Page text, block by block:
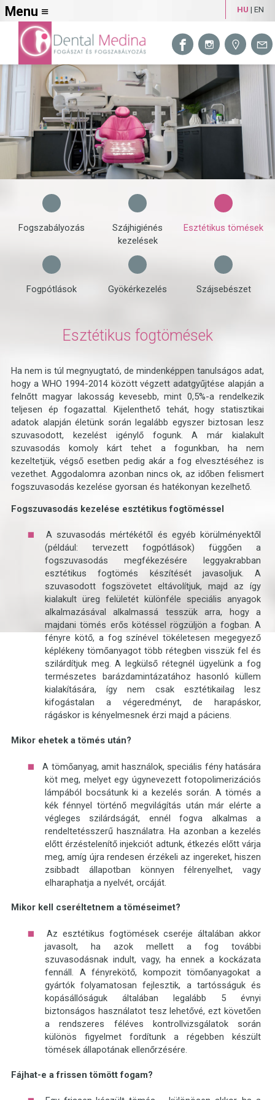
HU | EN
Menu ≡
Fogszabályozás
Szájhigiénés
kezelések
Esztétikus tömések
Fogpótlások Gyökérkezelés Szájsebészet
Esztétikus fogtömések
Ha nem is túl megnyugtató, de mindenképpen tanulságos adat,
hogy a WHO 1994-2014 között végzett adatgyűjtése alapján a
felnőtt magyar lakosság kevesebb, mint 0,5%-a rendelkezik
teljesen ép fogazattal. Kijelenthető tehát, hogy statisztikai
adatok alapján életünk során legalább egyszer biztosan lesz
szuvasodott, kezelést igénylő fogunk. A már kialakult
szuvasodás komoly kárt tehet a fogunkban, ha nem
kezeltetjük, végső esetben pedig akár a fog elvesztéséhez is
vezethet. Aggodalomra azonban nincs ok, az időben felismert
fogszuvasodás kezelése gyorsan és hatékonyan kezelhető.
Fogszuvasodás kezelése esztétikus fogtöméssel
A szuvasodás mértékétől és egyéb körülményektől
(például: tervezett fogpótlások) függően a
fogszuvasodás megfékezésére leggyakrabban
esztétikus fogtömés készítését javasoljuk. A
szuvasodott fogszövetet eltávolítjuk, majd az így
kialakult üreg felületét különféle speciális anyagok
alkalmazásával alkalmassá tesszük arra, hogy a
majdani tömés erős kötéssel rögzüljön a fogban. A
fényre kötő, a fog színével tökéletesen megegyező
képlékeny tömőanyagot több rétegben visszük fel és
szilárdítjuk meg. A legkülső rétegnél ügyelünk a fog
természetes barázdamintázatához hasonló küllem
kialakítására, így nem csak esztétikailag lesz
kifogástalan a végeredményt, de harapáskor,
rágáskor is kényelmesnek érzi majd a páciens.
Mikor ehetek a tömés után?
A tömőanyag, amit használok, speciális fény hatására
köt meg, melyet egy úgynevezett fotopolimerizációs
lámpából bocsátunk ki a kezelés során. A tömés a
kék fénnyel történő megvilágítás után már elérte a
végleges szilárdságát, ennél fogva alkalmas a
rendeltetésszerű használatra. Ha azonban a kezelés
előtt érzéstelenítő injekciót adtunk, étkezés előtt várja
meg, amíg újra rendesen érzékeli az ingereket, hiszen
zsibbadt állapotban könnyen félrenyelhet, vagy
elharaphatja a nyelvét, orcáját.
Mikor kell cseréltetnem a töméseimet?
Az esztétikus fogtömések cseréje általában akkor
javasolt, ha azok mellett a fog további
szuvasodásnak indult, vagy, ha ennek a kockázata
fennáll. A fényrekötő, kompozit tömőanyagokat a
gyártók folyamatosan fejlesztik, a tartósságuk és
kopásállóságuk általában legalább 5 évnyi
biztonságos használatot tesz lehetővé, ezt követően
a rendszeres féléves kontrollvizsgálatok során
különös figyelmet fordítunk a régebben készült
tömések állapotának ellenőrzésére.
Fájhat-e a frissen tömött fogam?